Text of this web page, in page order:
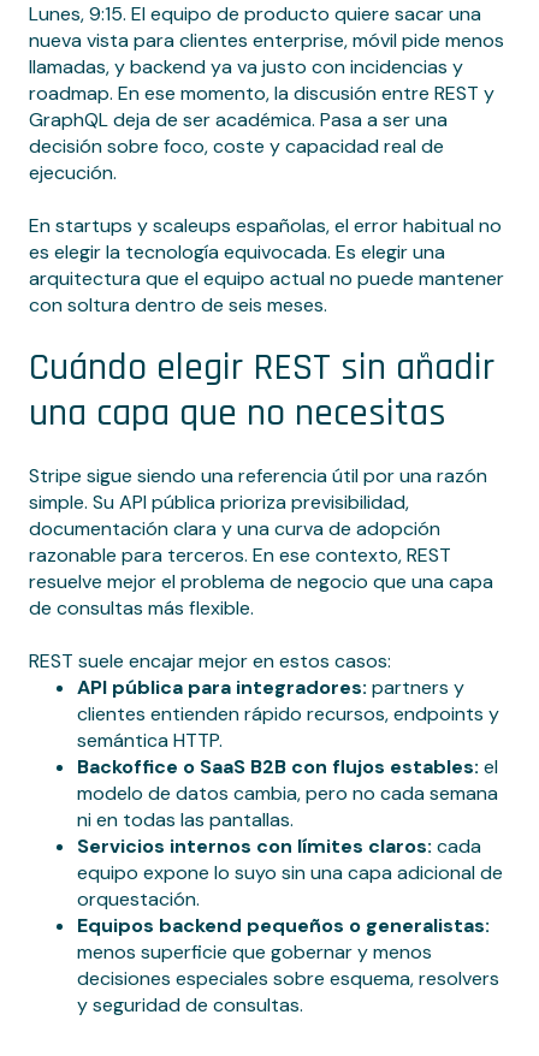
Lunes, 9:15. El equipo de producto quiere sacar una
nueva vista para clientes enterprise, móvil pide menos
llamadas, y backend ya va justo con incidencias y
roadmap. En ese momento, la discusión entre REST y
GraphQL deja de ser académica. Pasa a ser una
decisión sobre foco, coste y capacidad real de
ejecución.
En startups y scaleups españolas, el error habitual no
es elegir la tecnología equivocada. Es elegir una
arquitectura que el equipo actual no puede mantener
con soltura dentro de seis meses.
Cuándo elegir REST sin añadir
una capa que no necesitas
Stripe sigue siendo una referencia útil por una razón
simple. Su API pública prioriza previsibilidad,
documentación clara y una curva de adopción
razonable para terceros. En ese contexto, REST
resuelve mejor el problema de negocio que una capa
de consultas más flexible.
REST suele encajar mejor en estos casos:
API pública para integradores: partners y
clientes entienden rápido recursos, endpoints y
semántica HTTP.
Backoffice o SaaS B2B con flujos estables: el
modelo de datos cambia, pero no cada semana
ni en todas las pantallas.
Servicios internos con límites claros: cada
equipo expone lo suyo sin una capa adicional de
orquestación.
Equipos backend pequeños o generalistas:
menos superficie que gobernar y menos
decisiones especiales sobre esquema, resolvers
y seguridad de consultas.